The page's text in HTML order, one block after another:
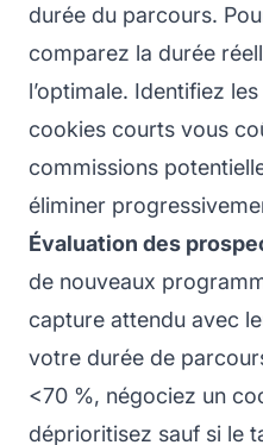
durée du parcours.
comparez la durée
l’optimale. Identifiez
cookies courts vous
commissions
éliminer
Évaluation des
de nouveaux
capture attendu avec
votre durée de
<70 %, négociez un
déprioritisez sauf si le